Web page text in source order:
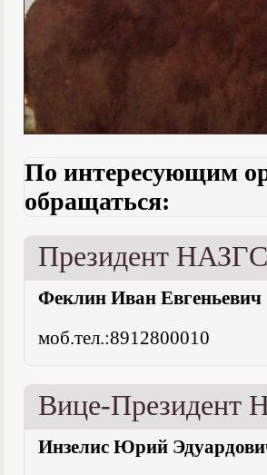
По интересующим
обращаться:
Президент НАЗГС
Феклин Иван Евгеньевич
моб.тел.:8912800010
Вице-Президент
Инзелис Юрий